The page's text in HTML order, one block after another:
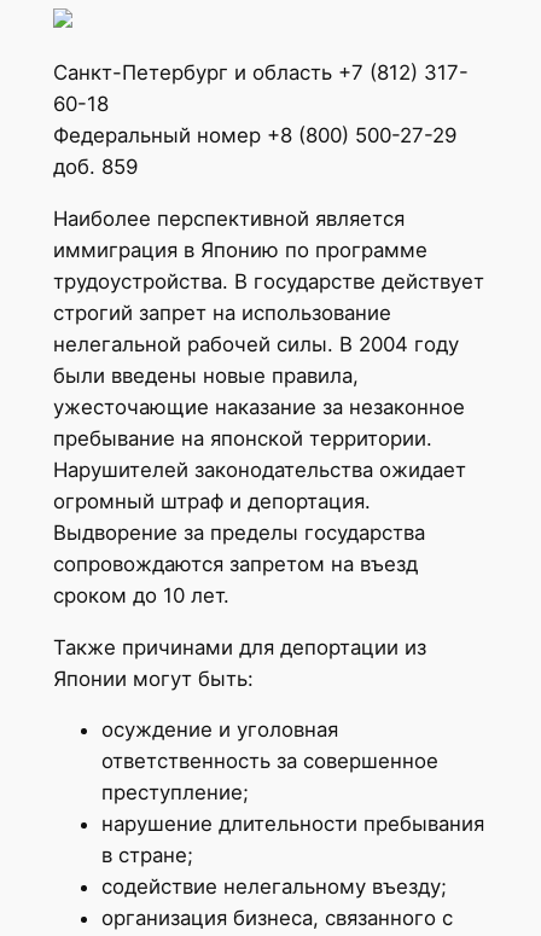
Санкт-Петербург и область +7 (812) 317-
60-18
Федеральный номер +8 (800) 500-27-29
доб. 859
Наиболее перспективной является
иммиграция в Японию по программе
трудоустройства. В государстве действует
строгий запрет на использование
нелегальной рабочей силы. В 2004 году
были введены новые правила,
ужесточающие наказание за незаконное
пребывание на японской территории.
Нарушителей законодательства ожидает
огромный штраф и депортация.
Выдворение за пределы государства
сопровождаются запретом на въезд
сроком до 10 лет.
Также причинами для депортации из
Японии могут быть:
осуждение и уголовная
ответственность за совершенное
преступление;
нарушение длительности пребывания
в стране;
содействие нелегальному въезду;
организация бизнеса, связанного с